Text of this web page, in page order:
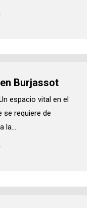
Burjassot
espacio vital en el
se requiere de
la…